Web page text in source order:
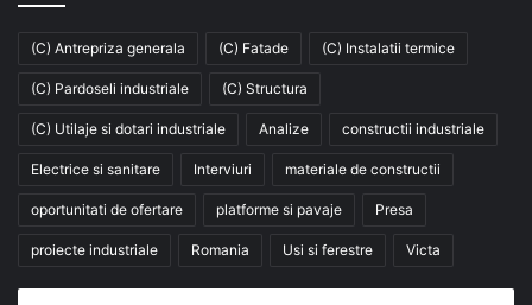
(C) Antrepriza generala (C) Fatade (C) Instalatii termice
(C) Pardoseli industriale (C) Structura
(C) Utilaje si dotari industriale Analize constructii industriale
Electrice si sanitare Interviuri materiale de constructii
oportunitati de ofertare platforme si pavaje Presa
proiecte industriale Romania Usi si ferestre Victa